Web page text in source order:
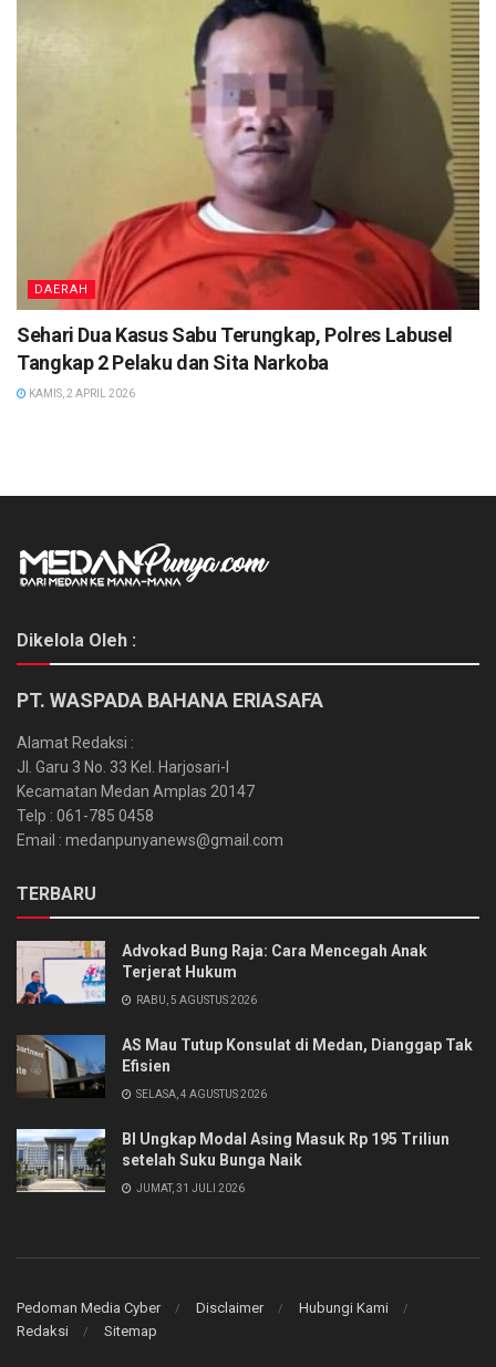
DAERAH
Sehari Dua Kasus Sabu Terungkap, Polres Labusel
Tangkap 2 Pelaku dan Sita Narkoba
KAMIS, 2 APRIL 2026
Dikelola Oleh :
PT. WASPADA BAHANA ERIASAFA
Alamat Redaksi :
Jl. Garu 3 No. 33 Kel. Harjosari-I
Kecamatan Medan Amplas 20147
Telp : 061-785 0458
Email : medanpunyanews@gmail.com
TERBARU
Advokad Bung Raja: Cara Mencegah Anak
Terjerat Hukum
RABU, 5 AGUSTUS 2026
AS Mau Tutup Konsulat di Medan, Dianggap Tak
Efisien
SELASA, 4 AGUSTUS 2026
BI Ungkap Modal Asing Masuk Rp 195 Triliun
setelah Suku Bunga Naik
JUMAT, 31 JULI 2026
Pedoman Media Cyber Disclaimer
Hubungi Kami
Redaksi
Sitemap